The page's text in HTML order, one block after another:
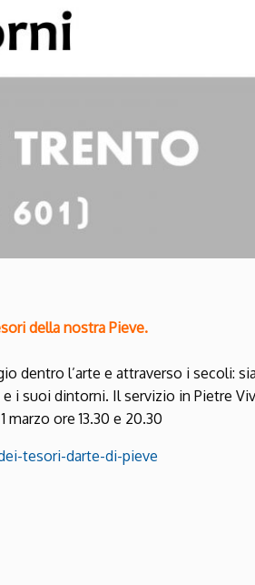
della nostra Pieve.
dentro l’arte e attraverso i secoli:
i suoi dintorni. Il servizio in Pietre
marzo ore 13.30 e 20.30
tesori-darte-di-pieve